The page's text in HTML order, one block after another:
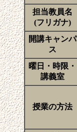
担当教員名
(フリガナ)
開講キャンパ
ス
曜日・時限・
講義室
授業の方法